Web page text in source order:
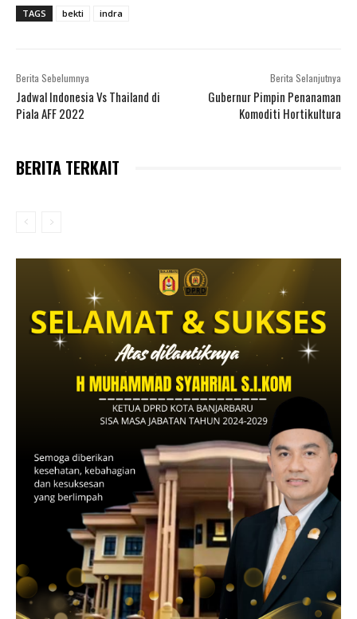
TAGS bekti indra
Berita Sebelumnya
Jadwal Indonesia Vs Thailand di
Piala AFF 2022
Berita Selanjutnya
Gubernur Pimpin Penanaman
Komoditi Hortikultura
BERITA TERKAIT